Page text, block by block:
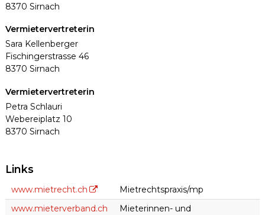
8370 Sirnach
Vermietervertreterin
Sara Kellenberger
Fischingerstrasse 46
8370 Sirnach
Vermietervertreterin
Petra Schlauri
Webereiplatz 10
8370 Sirnach
Links
www.mietrecht.ch
Mietrechtspraxis/mp
www.mieterverband.ch
Mieterinnen- und